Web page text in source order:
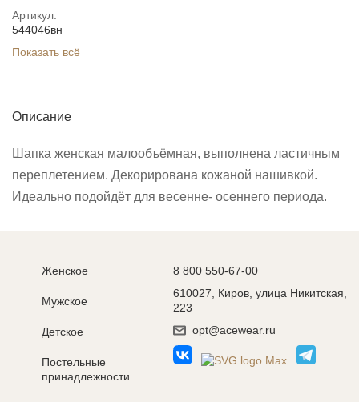
Артикул:
544046вн
Показать всё
Описание
Шапка женская малообъёмная, выполнена ластичным
переплетением. Декорирована кожаной нашивкой.
Идеально подойдёт для весенне- осеннего периода.
Женское
Мужское
Детское
Постельные
принадлежности
8 800 550-67-00
610027, Киров, улица Никитская,
223
opt@acewear.ru